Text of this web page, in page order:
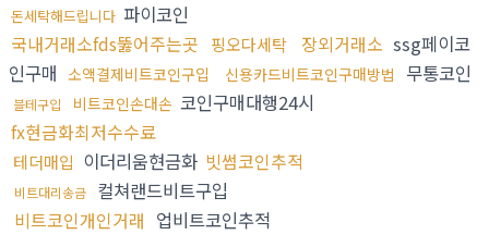
돈세탁해드립니다 파이코인
국내거래소fds뚫어주는곳
핑오다세탁 장외거래소 ssg페이코
인구매 소액결제비트코인구입 신용카드비트코인구매방법 무통코인
블테구입 비트코인손대손 코인구매대행24시
fx현금화최저수수료
테더매입 이더리움현금화 빗썸코인추적
비트대리송금
컬쳐랜드비트구입
비트코인개인거래 업비트코인추적